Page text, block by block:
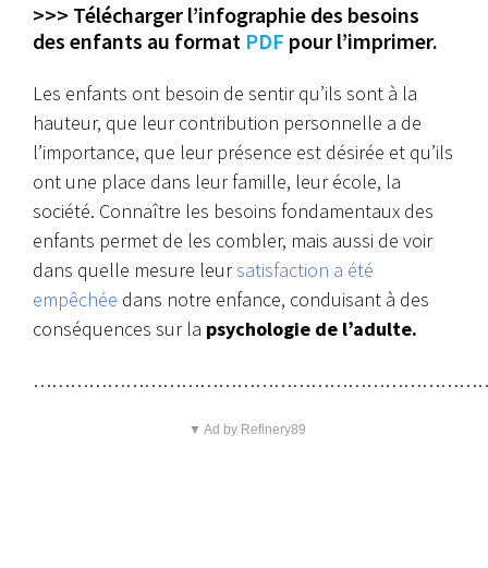
>>> Télécharger l’infographie des besoins
des enfants au format PDF pour l’imprimer.
Les enfants ont besoin de sentir qu’ils sont à la
hauteur, que leur contribution personnelle a de
l’importance, que leur présence est désirée et qu’ils
ont une place dans leur famille, leur école, la
société. Connaître les besoins fondamentaux des
enfants permet de les combler, mais aussi de voir
dans quelle mesure leursatisfaction a été
empêchée dans notre enfance, conduisant à des
conséquences sur la psychologie de l’adulte.
▼ Ad by Refinery89